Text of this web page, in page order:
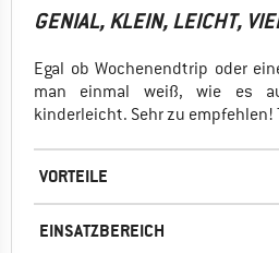
GENIAL, KLEIN, LEICHT,
Egal ob Wochenendtrip oder
man einmal weiß, wie es
kinderleicht. Sehr zu empfehlen!
VORTEILE
EINSATZBEREICH